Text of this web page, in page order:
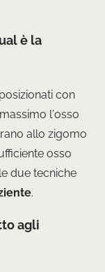
è la
con
l’osso
allo zigomo
osso
due tecniche
.
agli